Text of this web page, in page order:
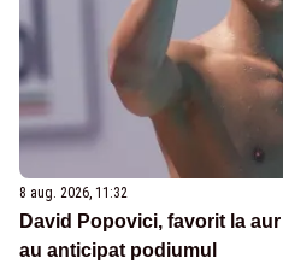
8 aug. 2026, 11:32
David Popovici, favorit la
au anticipat podiumul